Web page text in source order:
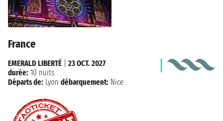
France
EMERALD LIBERTÉ
23 OCT. 2027
durée: 10 nuits
Départs de: Lyon débarquement: Nice